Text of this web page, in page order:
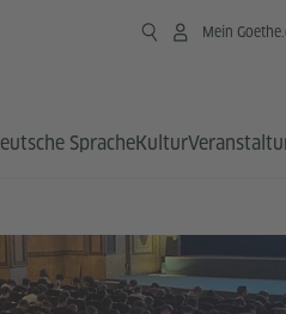
Mein
SpracheKultur